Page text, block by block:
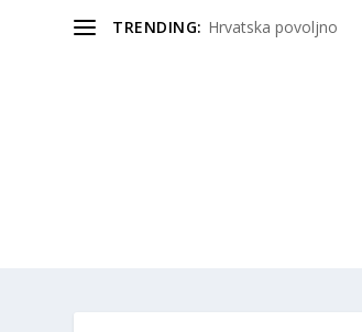
TRENDING: Hrvatska povoljno